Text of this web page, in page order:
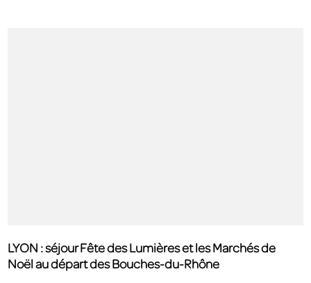
LYON : séjour Fête des Lumières et les Marchés de
Noël au départ des Bouches-du-Rhône